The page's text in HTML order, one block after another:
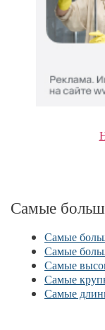
Самые
Самые
Самые
Самые
Самые
Самые